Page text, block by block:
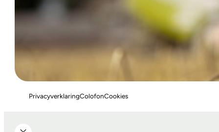
PrivacyverklaringColofonCookies